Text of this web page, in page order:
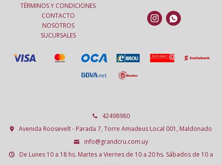
 
42498980
Avenida Roosevelt - Parada 7, Torre Amadeus Local 001, Maldonado
info@grandcru.com.uy
De Lunes 10 a 18 hs. Martes a Viernes de 10 a 20 hs. Sábados de 10 a
TÉRMINOS Y CONDICIONES
CONTACTO
NOSOTROS
SUCURSALES